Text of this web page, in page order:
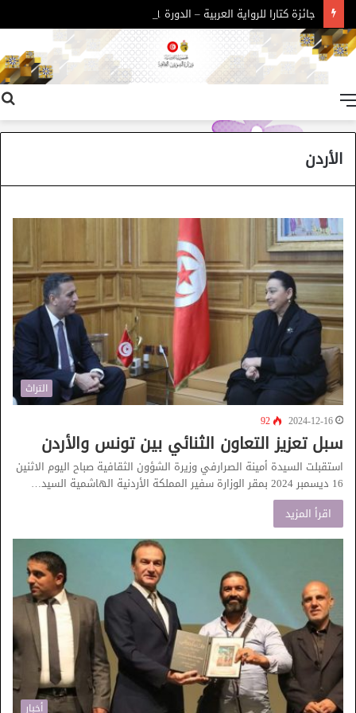
جائزة كتارا للرواية العربية – الدورة 11
الأردن
التراث
2024-12-16
92
سبل تعزيز التعاون الثنائي بين تونس والأردن
استقبلت السيدة أمينة الصرارفي وزيرة الشؤون الثقافية صباح اليوم الاثنين
16 ديسمبر 2024 بمقر الوزارة سفير المملكة الأردنية الهاشمية السيد…
اقرأ المزيد
أخبار